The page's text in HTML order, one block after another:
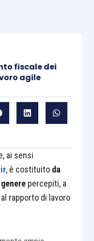
fiscale dei
agile
ai sensi
, è costituito da
percepiti, a
rapporto di lavoro